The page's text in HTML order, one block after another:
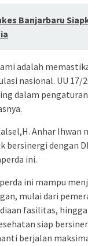
Banjarbaru
adalah
nasional. UU 17/
dalam
Anhar Ihwan
bersinergi dengan
ini.
ini mampu
mulai dari
fasilitas,
siap
berjalan